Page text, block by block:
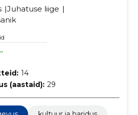
Juhatuse liige
14
(aastaid): 29